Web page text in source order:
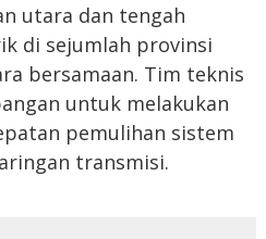
utara dan tengah
di sejumlah provinsi
bersamaan. Tim teknis
untuk melakukan
pemulihan sistem
transmisi.